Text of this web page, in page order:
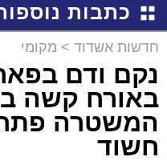
כתבות
חדשות אשדוד > מקומי
נקם ודם
באורח קשה
המשטרה
חשוד